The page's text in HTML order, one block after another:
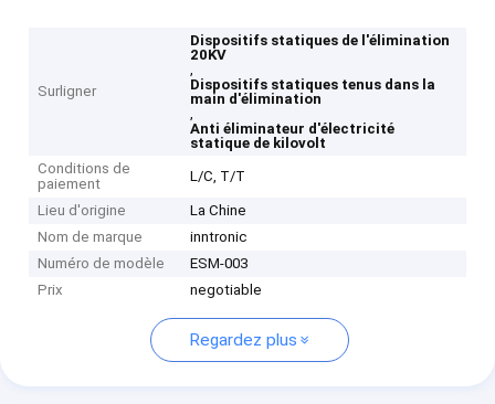
Surligner
Dispositifs statiques de l'élimination
20KV
,
Dispositifs statiques tenus dans la
main d'élimination
,
Anti éliminateur d'électricité
statique de kilovolt
Conditions de
paiement
L/C, T/T
Lieu d'origine
La Chine
Nom de marque
inntronic
Numéro de modèle
ESM-003
Prix
negotiable
Regardez plus